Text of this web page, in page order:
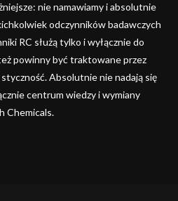
nie namawiamy i absolutnie
odczynników badawczych
RC służą tylko i wyłącznie do
powinny być traktowane przez
Absolutnie nie nadają się
centrum wiedzy i wymiany
Chemicals.